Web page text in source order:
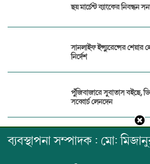
ছয় মার্চেন্ট ব্যাংকের
সানলাইফ ইন্স্যুরেন্সের
নির্দেশ
পুঁজিবাজারে সুবাতাস বইছে,
সব্বোর্চ লেনদেন
ব্যবস্থাপনা সম্পাদক : মো: